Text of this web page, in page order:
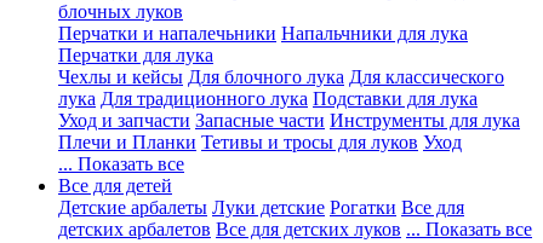
блочных луков
Перчатки и напалечьники Напальчники для лука
Перчатки для лука
Чехлы и кейсы Для блочного лука Для классического
лука Для традиционного лука Подставки для лука
Уход и запчасти Запасные части Инструменты для лука
Плечи и Планки Тетивы и тросы для луков Уход
... Показать все
Все для детей
Детские арбалеты Луки детские Рогатки Все для
детских арбалетов Все для детских луков ... Показать все